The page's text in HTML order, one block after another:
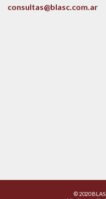
consultas@blasc.com.ar
© 2020